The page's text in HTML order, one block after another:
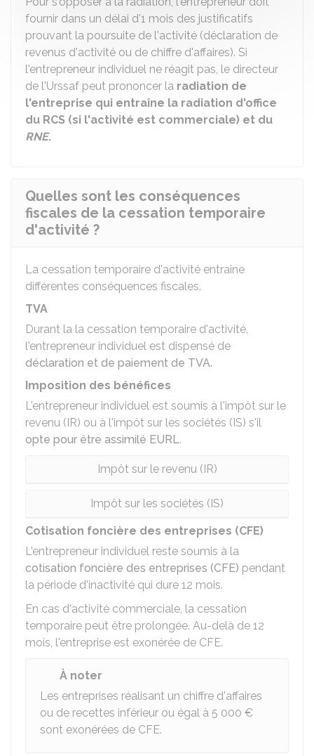
fournir dans un délai d'1 mois des justificatifs
prouvant la poursuite de l'activité (déclaration de
revenus d'activité ou de chiffre d'affaires). Si
l'entrepreneur individuel ne réagit pas, le directeur
de l'Urssaf peut prononcer la radiation de
l'entreprise qui entraîne la radiation d'office
du RCS (si l'activité est commerciale) et du
RNE.
Quelles sont les conséquences
fiscales de la cessation temporaire
d'activité ?
La cessation temporaire d'activité entraîne
différentes conséquences fiscales.
TVA
Durant la la cessation temporaire d'activité,
l'entrepreneur individuel est dispensé de
déclaration et de paiement de TVA.
Imposition des bénéfices
L'entrepreneur individuel est soumis à l'impôt sur le
revenu (IR) ou à l'impôt sur les sociétés (IS) s'il
opte pour être assimilé EURL.
Impôt sur le revenu (IR)
Impôt sur les sociétés (IS)
Cotisation foncière des entreprises (CFE)
L'entrepreneur individuel reste soumis à la
cotisation foncière des entreprises (CFE) pendant
la période d'inactivité qui dure 12 mois.
En cas d'activité commerciale, la cessation
temporaire peut être prolongée. Au-delà de 12
mois, l'entreprise est exonérée de CFE.
À noter
Les entreprises réalisant un chiffre d'affaires
ou de recettes inférieur ou égal à 5 000 €
sont exonérées de CFE.